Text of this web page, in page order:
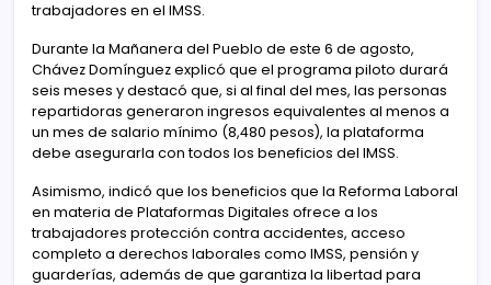
trabajadores en el IMSS.
Durante la Mañanera del Pueblo de este 6 de agosto,
Chávez Domínguez explicó que el programa piloto durará
seis meses y destacó que, si al final del mes, las personas
repartidoras generaron ingresos equivalentes al menos a
un mes de salario mínimo (8,480 pesos), la plataforma
debe asegurarla con todos los beneficios del IMSS.
Asimismo, indicó que los beneficios que la Reforma Laboral
en materia de Plataformas Digitales ofrece a los
trabajadores protección contra accidentes, acceso
completo a derechos laborales como IMSS, pensión y
guarderías, además de que garantiza la libertad para